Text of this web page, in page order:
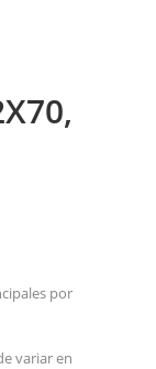
por
variar en